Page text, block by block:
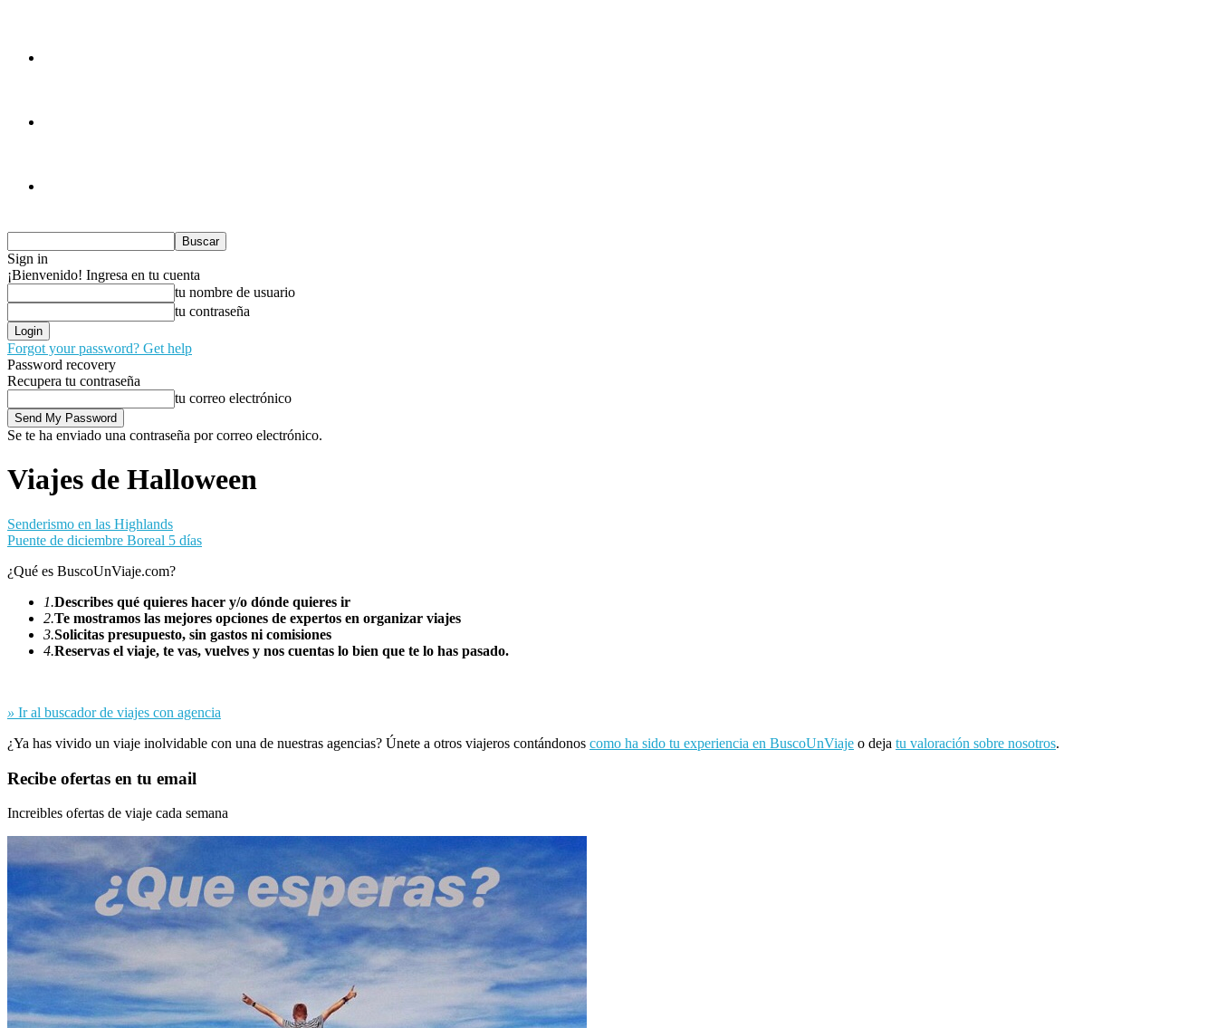
Sign in
¡Bienvenido! Ingresa en tu cuenta
tu nombre de usuario
tu contraseña
Forgot your password? Get help
Password recovery
Recupera tu contraseña
tu correo electrónico
Se te ha enviado una contraseña por correo electrónico.
Viajes de Halloween
Senderismo en las Highlands
Puente de diciembre Boreal 5 días
¿Qué es BuscoUnViaje.com?
1.Describes qué quieres hacer y/o dónde quieres ir
2.Te mostramos las mejores opciones de expertos en organizar viajes
3.Solicitas presupuesto, sin gastos ni comisiones
4.Reservas el viaje, te vas, vuelves y nos cuentas lo bien que te lo has pasado.
» Ir al buscador de viajes con agencia
¿Ya has vivido un viaje inolvidable con una de nuestras agencias? Únete a otros viajeros contándonos como ha sido tu experiencia en BuscoUnViaje o deja tu valoración sobre nosotros.
Recibe ofertas en tu email
Increibles ofertas de viaje cada semana